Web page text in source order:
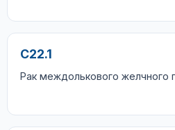
C22.1
Рак междолькового желчного